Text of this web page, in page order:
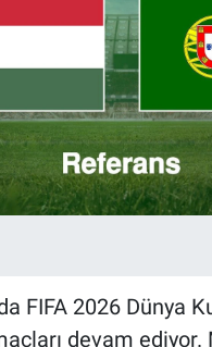
FIFA 2026 Dünya
devam ediyor.